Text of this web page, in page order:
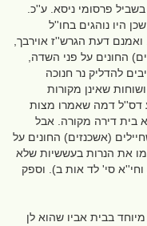
פרסומי ניסא. ע''כ.
היו נוהגים בחו''ל
דעת הגרש''ז אוירבך,
החונים על פני השדה,
להדליק נר חנוכה
שאינן מקורות
דס''ל דמה שאמרו מצות
בית דירה מקורה. אבל
(אשכנזים) החונים על
את הנרות בעששיות שלא
וחי''א סי' לד אות ב). וספק
בבית אביו שהוא לן